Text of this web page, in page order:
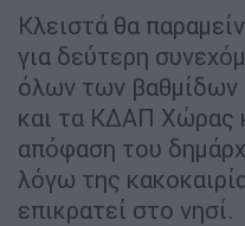
Κλειστά θα
για δεύτερη
όλων των βαθμίδων
και τα ΚΔΑΠ Χώρας
απόφαση του
λόγω της
επικρατεί στο νησί.